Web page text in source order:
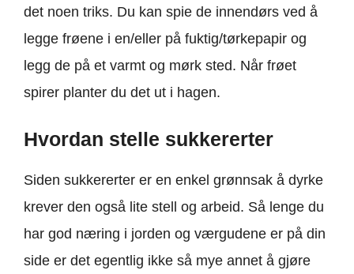
det noen triks. Du kan spie de innendørs ved å
legge frøene i en/eller på fuktig/tørkepapir og
legg de på et varmt og mørk sted. Når frøet
spirer planter du det ut i hagen.
Hvordan stelle sukkererter
Siden sukkererter er en enkel grønnsak å dyrke
krever den også lite stell og arbeid. Så lenge du
har god næring i jorden og værgudene er på din
side er det egentlig ikke så mye annet å gjøre